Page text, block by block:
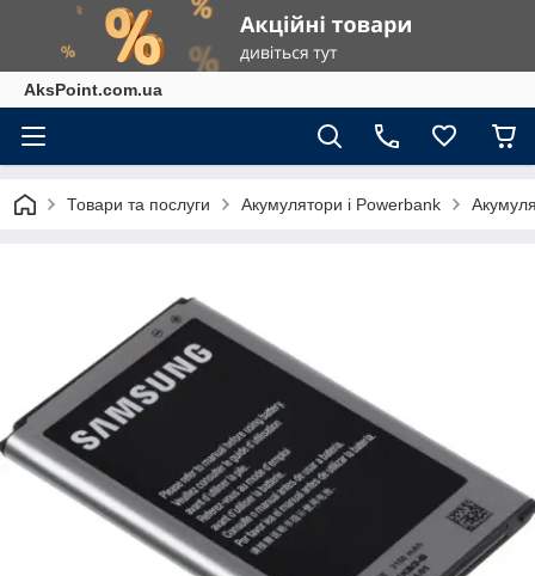
AksPoint.com.ua
Товари та послуги Акумулятори і Powerbank